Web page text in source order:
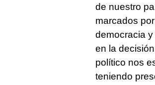
de nuestro
marcados
democracia
en la
político nos
teniendo